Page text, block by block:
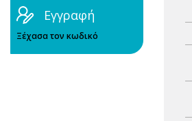
Εγγραφή
Ξέχασα τον κωδικό